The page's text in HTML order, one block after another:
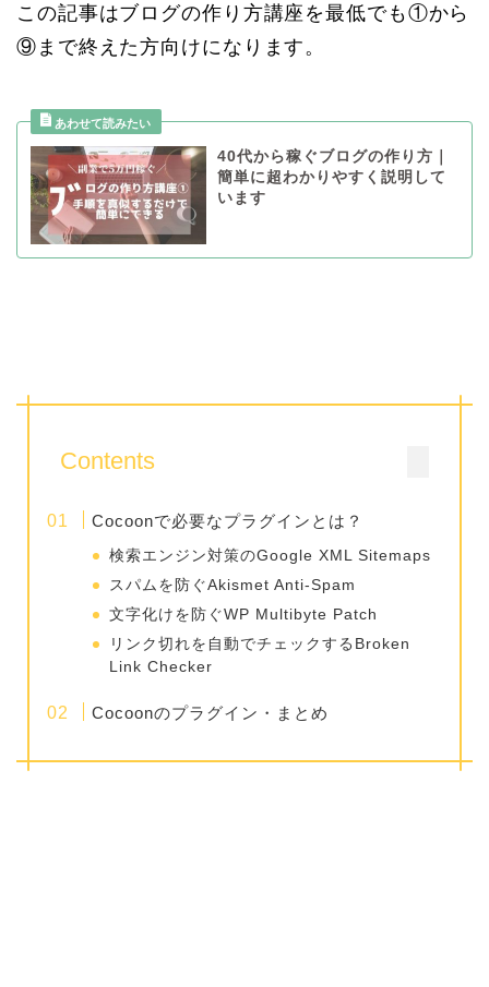
この記事はブログの作り方講座を最低でも①から
⑨まで終えた方向けになります。
40代から稼ぐブログの作り方｜
簡単に超わかりやすく説明して
います
Contents
Cocoonで必要なプラグインとは？
検索エンジン対策のGoogle XML Sitemaps
スパムを防ぐAkismet Anti-Spam
文字化けを防ぐWP Multibyte Patch
リンク切れを自動でチェックするBroken
Link Checker
Cocoonのプラグイン・まとめ